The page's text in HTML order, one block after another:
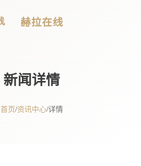
赫拉在线
新闻详情
首页/资讯中心/详情